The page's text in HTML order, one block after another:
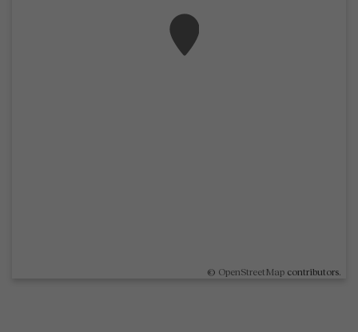
© OpenStreetMap contributors.